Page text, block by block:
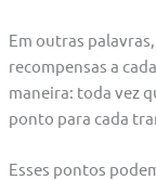
Em outras
recompensas a
maneira: toda vez
ponto para cada
Esses pontos